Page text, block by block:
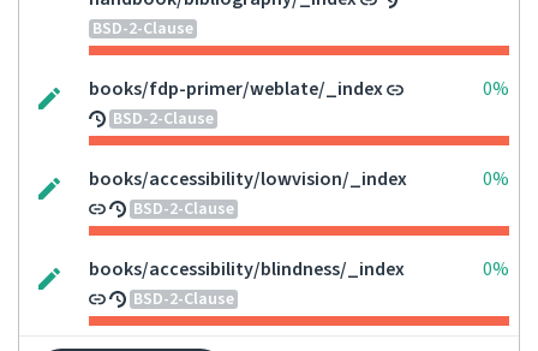
BSD-2-Clause
books/fdp-primer/weblate/_index
BSD-2-Clause
0%
books/accessibility/lowvision/_index
BSD-2-Clause
0%
books/accessibility/blindness/_index
BSD-2-Clause
0%